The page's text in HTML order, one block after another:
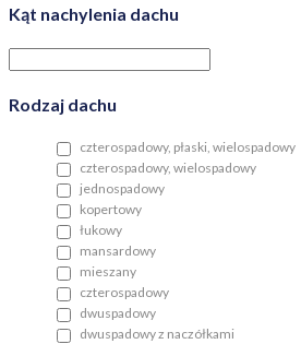
Kąt nachylenia dachu
Rodzaj dachu
czterospadowy, płaski, wielospadowy
czterospadowy, wielospadowy
jednospadowy
kopertowy
łukowy
mansardowy
mieszany
czterospadowy
dwuspadowy
dwuspadowy z naczółkami